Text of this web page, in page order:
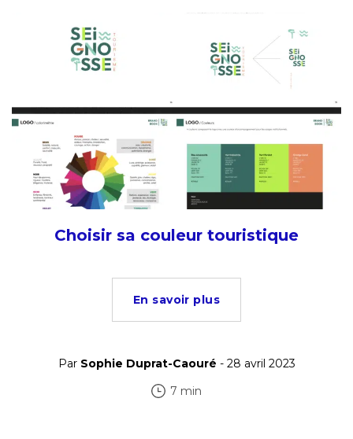
Choisir sa couleur touristique
En savoir plus
Par Sophie Duprat-Caouré - 28 avril 2023
7 min